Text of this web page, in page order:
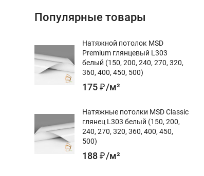
Популярные товары
Натяжной потолок MSD
Premium глянцевый L303
белый (150, 200, 240, 270, 320,
360, 400, 450, 500)
175₽/м²
Натяжные потолки MSD Classic
глянец L303 белый (150, 200,
240, 270, 320, 360, 400, 450,
500)
188₽/м²